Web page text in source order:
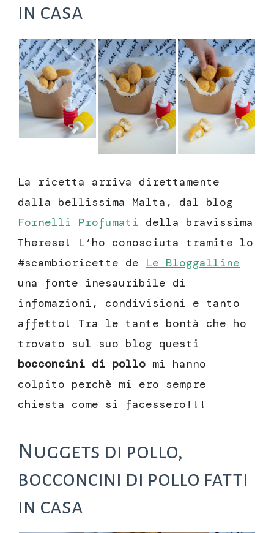
in casa
La ricetta arriva direttamente
dalla bellissima Malta, dal blog
Fornelli Profumati della bravissima
Therese! L’ho conosciuta tramite lo
#scambioricette de Le Bloggalline
una fonte inesauribile di
infomazioni, condivisioni e tanto
affetto! Tra le tante bontà che ho
trovato sul suo blog questi
bocconcini di pollo mi hanno
colpito perchè mi ero sempre
chiesta come si facessero!!!
Nuggets di pollo,
bocconcini di pollo fatti
in casa